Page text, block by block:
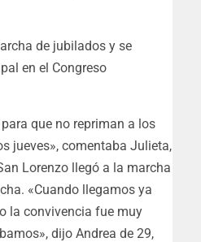
que no repriman a los
jueves», comentaba Julieta,
Lorenzo llegó a la marcha
«Cuando llegamos ya
la convivencia fue muy
dijo Andrea de 29,